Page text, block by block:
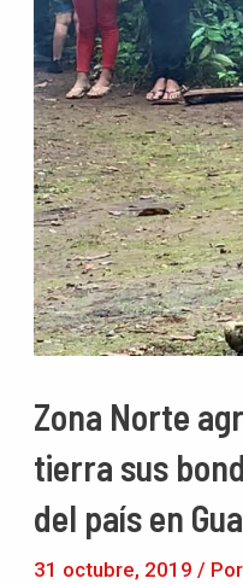
Zona Norte
tierra sus
del país en
31 octubre, 2019 / Por